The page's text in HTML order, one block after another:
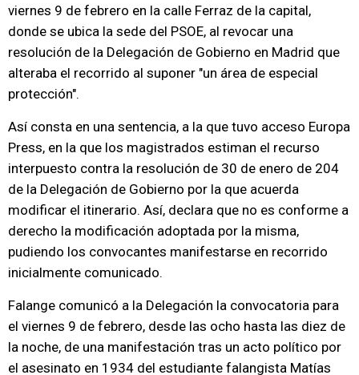
viernes 9 de febrero en la calle Ferraz de la capital,
donde se ubica la sede del PSOE, al revocar una
resolución de la Delegación de Gobierno en Madrid que
alteraba el recorrido al suponer "un área de especial
protección".
Así consta en una sentencia, a la que tuvo acceso Europa
Press, en la que los magistrados estiman el recurso
interpuesto contra la resolución de 30 de enero de 204
de la Delegación de Gobierno por la que acuerda
modificar el itinerario. Así, declara que no es conforme a
derecho la modificación adoptada por la misma,
pudiendo los convocantes manifestarse en recorrido
inicialmente comunicado.
Falange comunicó a la Delegación la convocatoria para
el viernes 9 de febrero, desde las ocho hasta las diez de
la noche, de una manifestación tras un acto político por
el asesinato en 1934 del estudiante falangista Matías